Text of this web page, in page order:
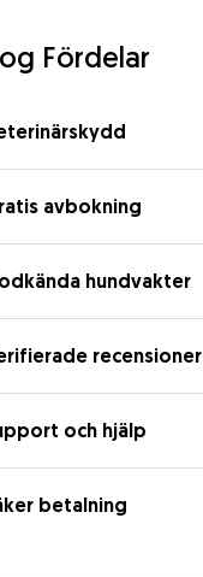
Fördelar
avbokning
hundvakter
recensioner
och hjälp
betalning